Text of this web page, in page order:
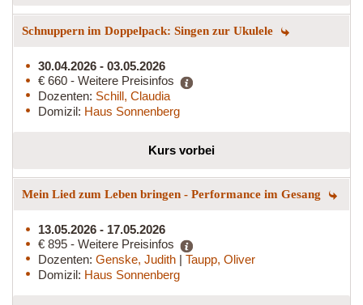
Schnuppern im Doppelpack: Singen zur Ukulele
30.04.2026 - 03.05.2026
€ 660 - Weitere Preisinfos
Dozenten: Schill, Claudia
Domizil: Haus Sonnenberg
Kurs vorbei
Mein Lied zum Leben bringen - Performance im Gesang
13.05.2026 - 17.05.2026
€ 895 - Weitere Preisinfos
Dozenten: Genske, Judith | Taupp, Oliver
Domizil: Haus Sonnenberg